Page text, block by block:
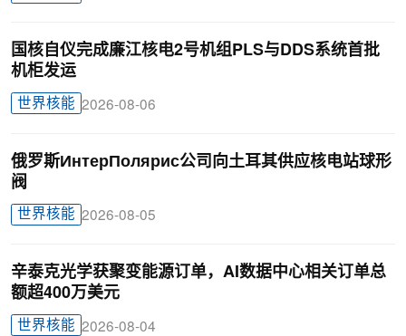
国核自仪完成廉江核电2号机组PLS与DDS系统首批
机柜发运
世界核能 2026-08-06
俄罗斯ИнтерПолярис公司向土耳其供应核电站球形
阀
世界核能 2026-08-05
辛泰克光学获聚变能源订单，AI数据中心相关订单总
额超400万美元
世界核能 2026-08-04